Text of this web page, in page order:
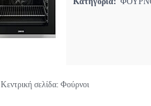
Κεντρική σελίδα: Φούρνοι